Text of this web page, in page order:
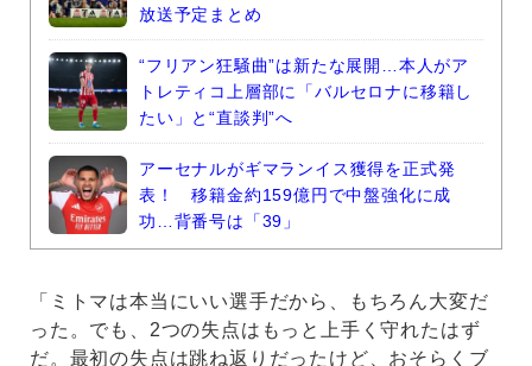
放送予定まとめ
“フリアン狂騒曲”は新たな展開…本人がア
トレティコ上層部に「バルセロナに移籍し
たい」と“直談判”へ
アーセナルがギマランイス獲得を正式発
表！ 移籍金約159億円で中盤強化に成
功…背番号は「39」
「ミトマは本当にいい選手だから、もちろん大変だ
った。でも、2つの失点はもっと上手く守れたはず
だ。最初の失点は跳ね返りだったけど、おそらくブ